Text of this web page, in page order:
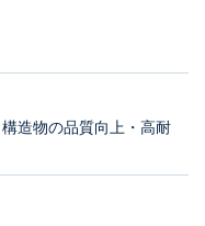
造物の品質向上・高耐